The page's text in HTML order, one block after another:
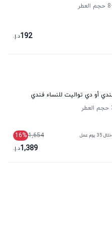
حجم العطر
192د.إ.
أو دي تواليت للنساء فندي
حجم العطر
عمل 1,654
16%
1,389د.إ.